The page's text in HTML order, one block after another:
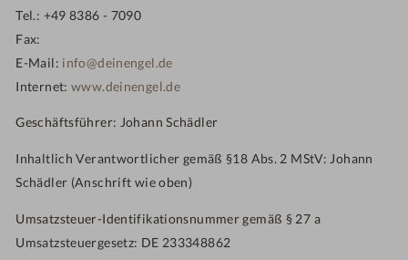
Tel.: +49 8386 - 7090
Fax:
E-Mail: info@deinengel.de
Internet: www.deinengel.de
Geschäftsführer: Johann Schädler
Inhaltlich Verantwortlicher gemäß §18 Abs. 2 MStV: Johann
Schädler (Anschrift wie oben)
Umsatzsteuer-Identifikationsnummer gemäß § 27 a
Umsatzsteuergesetz: DE 233348862